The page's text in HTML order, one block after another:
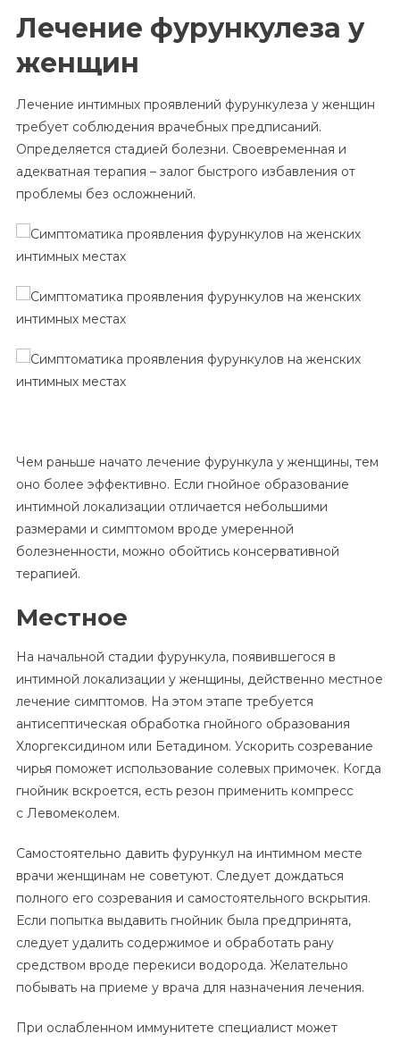
Лечение фурункулеза у
женщин
Лечение интимных проявлений фурункулеза у женщин
требует соблюдения врачебных предписаний.
Определяется стадией болезни. Своевременная и
адекватная терапия – залог быстрого избавления от
проблемы без осложнений.
Чем раньше начато лечение фурункула у женщины, тем
оно более эффективно. Если гнойное образование
интимной локализации отличается небольшими
размерами и симптомом вроде умеренной
болезненности, можно обойтись консервативной
терапией.
Местное
На начальной стадии фурункула, появившегося в
интимной локализации у женщины, действенно местное
лечение симптомов. На этом этапе требуется
антисептическая обработка гнойного образования
Хлоргексидином или Бетадином. Ускорить созревание
чирья поможет использование солевых примочек. Когда
гнойник вскроется, есть резон применить компресс
с Левомеколем.
Самостоятельно давить фурункул на интимном месте
врачи женщинам не советуют. Следует дождаться
полного его созревания и самостоятельного вскрытия.
Если попытка выдавить гнойник была предпринята,
следует удалить содержимое и обработать рану
средством вроде перекиси водорода. Желательно
побывать на приеме у врача для назначения лечения.
При ослабленном иммунитете специалист может